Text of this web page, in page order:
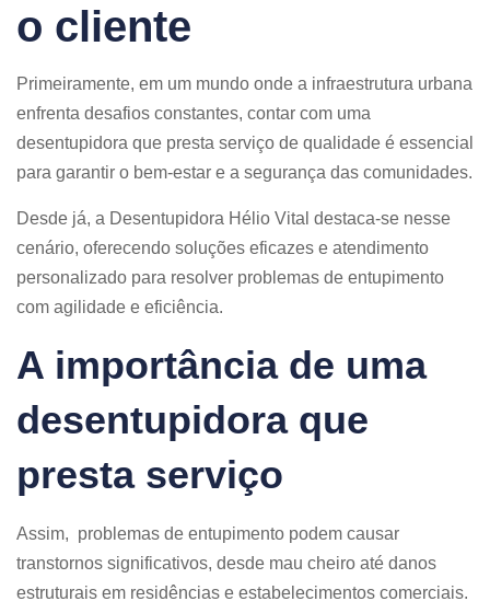
o cliente
Primeiramente, em um mundo onde a infraestrutura urbana
enfrenta desafios constantes, contar com uma
desentupidora que presta serviço de qualidade é essencial
para garantir o bem-estar e a segurança das comunidades.
Desde já, a Desentupidora Hélio Vital destaca-se nesse
cenário, oferecendo soluções eficazes e atendimento
personalizado para resolver problemas de entupimento
com agilidade e eficiência.​
A importância de uma
desentupidora que
presta serviço
Assim, problemas de entupimento podem causar
transtornos significativos, desde mau cheiro até danos
estruturais em residências e estabelecimentos comerciais.